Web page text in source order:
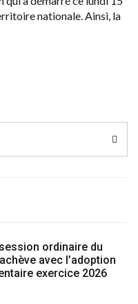
nationale. Ainsi, la
ordinaire du
avec l’adoption
exercice 2026